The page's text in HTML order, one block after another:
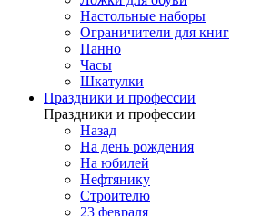
Настольные наборы
Ограничители для книг
Панно
Часы
Шкатулки
Праздники и профессии
Праздники и профессии
Назад
На день рождения
На юбилей
Нефтянику
Строителю
23 февраля